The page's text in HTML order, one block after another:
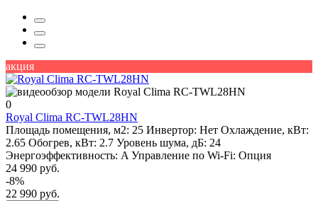
акция
0
Royal Clima RC-TWL28HN
Площадь помещения, м2: 25 Инвертор: Нет Охлаждение, кВт:
2.65 Обогрев, кВт: 2.7 Уровень шума, дБ: 24
Энергоэффективность: A Управление по Wi-Fi: Опция
24 990 руб.
-8%
22 990 руб.